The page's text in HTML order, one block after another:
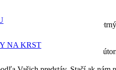
NA KRST
na kvalitnom papieri ktorý je
farieb.
Vám k nim vyrobiť aj